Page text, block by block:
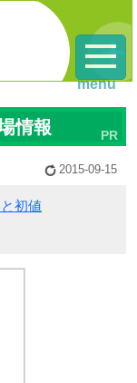
情報
2015-09-15
初値
menu